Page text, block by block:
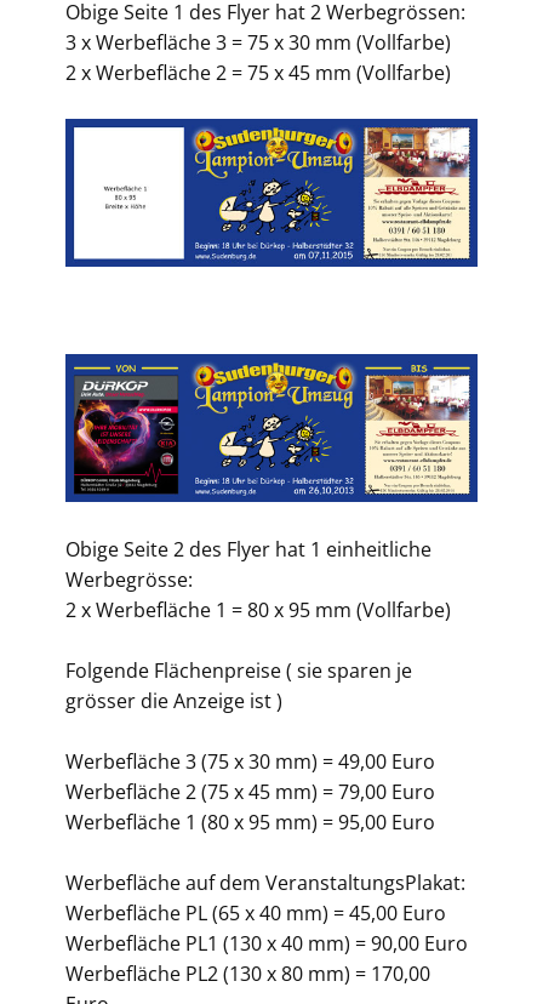
Obige Seite 1 des Flyer hat 2 Werbegrössen:
3 x Werbefläche 3 = 75 x 30 mm (Vollfarbe)
2 x Werbefläche 2 = 75 x 45 mm (Vollfarbe)
Obige Seite 2 des Flyer hat 1 einheitliche
Werbegrösse:
2 x Werbefläche 1 = 80 x 95 mm (Vollfarbe)
Folgende Flächenpreise ( sie sparen je
grösser die Anzeige ist )
Werbefläche 3 (75 x 30 mm) = 49,00 Euro
Werbefläche 2 (75 x 45 mm) = 79,00 Euro
Werbefläche 1 (80 x 95 mm) = 95,00 Euro
Werbefläche auf dem VeranstaltungsPlakat:
Werbefläche PL (65 x 40 mm) = 45,00 Euro
Werbefläche PL1 (130 x 40 mm) = 90,00 Euro
Werbefläche PL2 (130 x 80 mm) = 170,00